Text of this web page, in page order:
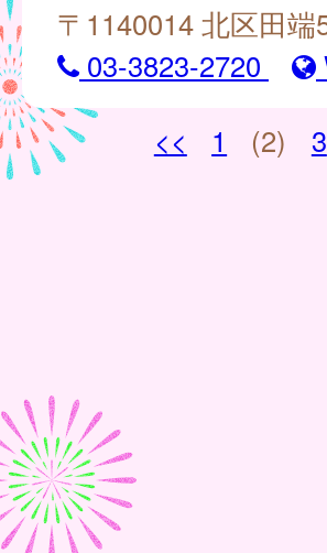
〒1140014 北区田端
03-3823-2720
<<
1 (2) 3